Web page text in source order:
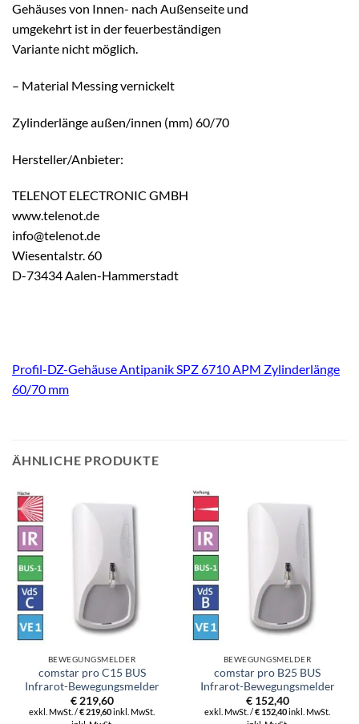
Gehäuses von Innen- nach Außenseite und
umgekehrt ist in der feuerbeständigen
Variante nicht möglich.
– Material Messing vernickelt
Zylinderlänge außen/innen (mm) 60/70
Hersteller/Anbieter:
TELENOT ELECTRONIC GMBH
www.telenot.de
info@telenot.de
Wiesentalstr. 60
D-73434 Aalen-Hammerstadt
Profil-DZ-Gehäuse Antipanik SPZ 6710 APM Zylinderlänge
60/70 mm
ÄHNLICHE PRODUKTE
BEWEGUNGSMELDER
comstar pro C15 BUS
Infrarot-Bewegungsmelder
€219,60
exkl. MwSt. /€219,60inkl. MwSt.
BEWEGUNGSMELDER
comstar pro B25 BUS
Infrarot-Bewegungsmelder
€152,40
exkl. MwSt. /€ 152,40inkl. MwSt.